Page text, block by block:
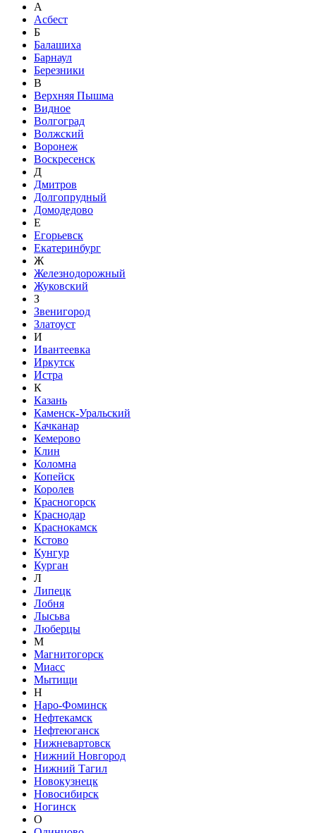
А
Асбест
Б
Балашиха
Барнаул
Березники
В
Верхняя Пышма
Видное
Волгоград
Волжский
Воронеж
Воскресенск
Д
Дмитров
Долгопрудный
Домодедово
Е
Егорьевск
Екатеринбург
Ж
Железнодорожный
Жуковский
З
Звенигород
Златоуст
И
Ивантеевка
Иркутск
Истра
К
Казань
Каменск-Уральский
Качканар
Кемерово
Клин
Коломна
Копейск
Королев
Красногорск
Краснодар
Краснокамск
Кстово
Кунгур
Курган
Л
Липецк
Лобня
Лысьва
Люберцы
М
Магнитогорск
Миасс
Мытищи
Н
Наро-Фоминск
Нефтекамск
Нефтеюганск
Нижневартовск
Нижний Новгород
Нижний Тагил
Новокузнецк
Новосибирск
Ногинск
О